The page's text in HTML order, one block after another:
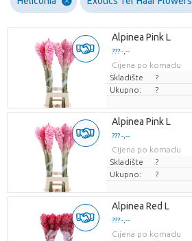
Alpinea Pink L
??? -,--
Cijena po komadu
Skladište
?
Ukupno:
?
Alpinea Pink L
??? -,--
Cijena po komadu
Skladište
?
Ukupno:
?
Alpinea Red L
??? -,--
Cijena po komadu